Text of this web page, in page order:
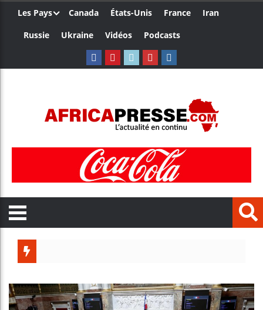
Les Pays Canada États-Unis France
Iran
Russie
Ukraine Vidéos Podcasts
Bénin :